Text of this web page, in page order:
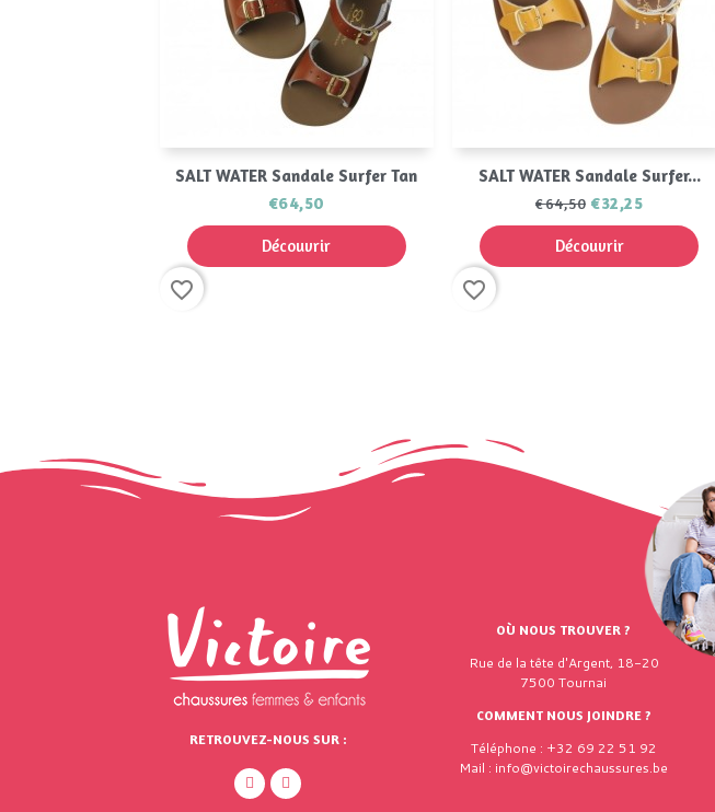
Aperçu rapide
SALT WATER Sandale Surfer Tan
€64,50
Découvrir
favorite_border
Aperçu rapide
SALT WATER Sandale Surfer...
€64,50 €32,25
Découvrir
favorite_border
RETROUVEZ-NOUS SUR :
OÙ NOUS TROUVER ?
Rue de la tête d'Argent, 18-20
7500 Tournai
COMMENT NOUS JOINDRE ?
Téléphone : +32 69 22 51 92
Mail : info@victoirechaussures.be